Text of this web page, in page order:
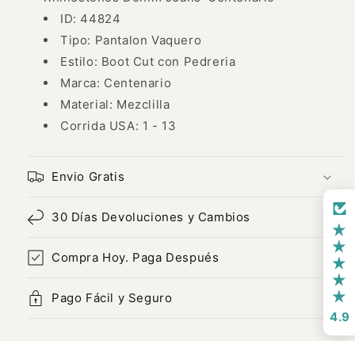
Mujer
&#39;Centenario&#39;
-
ID:
Mujer
-
ID:
ID: 44824
Tipo: Pantalon Vaquero
Estilo: Boot Cut con Pedreria
Marca: Centenario
Material: Mezclilla
Corrida USA: 1 - 13
Envio Gratis
30 Días Devoluciones y Cambios
Compra Hoy. Paga Después
Pago Fácil y Seguro
4.9